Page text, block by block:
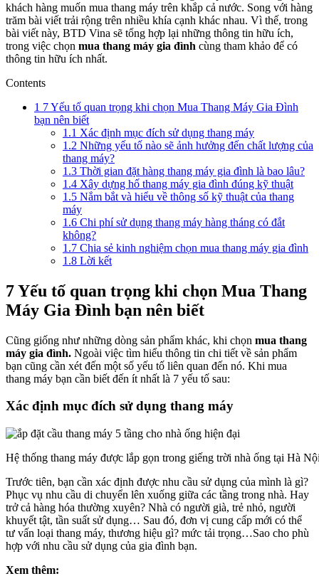
khách hàng muốn mua thang máy trên khắp cả nước. Song với hàng
trăm bài viết trải rộng trên nhiều khía cạnh khác nhau. Vì thế, trong
bài viết này, BTD Vina sẽ tổng hợp lại những thông tin hữu ích,
trong việc chọn mua thang máy gia đình cùng tham khảo để có
thông tin hữu ích nhất.
Contents
1 7 Yếu tố quan trọng khi chọn Mua Thang Máy Gia Đình
bạn nên biết
1.1 Xác định mục đích sử dụng thang máy
1.2 Những yếu tố nào sẽ ảnh hưởng đến chất lượng của
thang máy?
1.3 Thời gian đặt hàng thang máy gia đình là bao lâu?
1.4 Xây dựng hố thang máy gia đình đúng kỹ thuật
1.5 Nắm bắt và hiểu về thông số kỹ thuật của thang
máy
1.6 Chi phí sử dụng thang máy hàng tháng có đắt
không?
1.7 Chia sẻ kinh nghiệm chọn mua thang máy gia đình
1.8 Lời kết
7 Yếu tố quan trọng khi chọn Mua Thang
Máy Gia Đình bạn nên biết
Cũng giống như những dòng sản phẩm khác, khi chọn mua thang
máy gia đình. Ngoài việc tìm hiểu thông tin chi tiết về sản phẩm
bạn cũng cần xét đến một số yếu tố liên quan đến nó. Khi mua
thang máy bạn cần biết đến ít nhất là 7 yếu tố sau:
Xác định mục đích sử dụng thang máy
Hệ thống thang máy được lắp gọn trong giếng trời nhà ống tại Hà
Trước tiên, bạn cần xác định được nhu cầu sử dụng của mình là gì?
Phục vụ nhu cầu di chuyển lên xuống giữa các tầng trong nhà. Hay
trở cả hàng hóa thường xuyên? Nhà có người già, trẻ nhỏ, người
khuyết tật, tần suất sử dụng… Sau đó, đơn vị cung cấp mới có thể
tư vấn loại thang máy, thương hiệu gì? mức tải trọng…Sao cho phù
hợp với nhu cầu sử dụng của gia đình bạn.
Xem thêm: